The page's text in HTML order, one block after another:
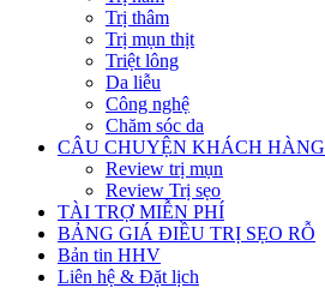
Trị thâm
Trị mụn thịt
Triệt lông
Da liễu
Công nghệ
Chăm sóc da
CÂU CHUYỆN KHÁCH HÀNG
Review trị mụn
Review Trị sẹo
TÀI TRỢ MIỄN PHÍ
BẢNG GIÁ ĐIỀU TRỊ SẸO RỖ
Bản tin HHV
Liên hệ & Đặt lịch